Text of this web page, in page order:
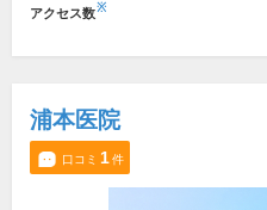
アクセス数※
浦本医院
口コミ 1件